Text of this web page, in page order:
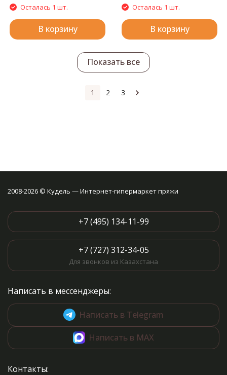
Осталась 1 шт.
В корзину
Осталась 1 шт.
В корзину
Показать все
1 2 3
2008-2026 © Кудель — Интернет-гипермаркет пряжи
+7 (495) 134-11-99
+7 (727) 312-34-05
Для звонков из Казахстана
Написать в мессенджеры:
Написать в Telegram
Написать в MAX
Контакты: